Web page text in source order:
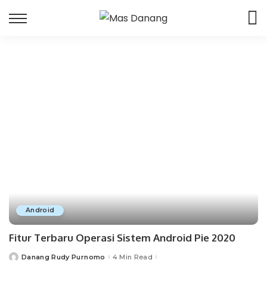
Android
Fitur Terbaru Operasi Sistem Android Pie 2020
PostedDanang Rudy Purnomo 4 Min Read